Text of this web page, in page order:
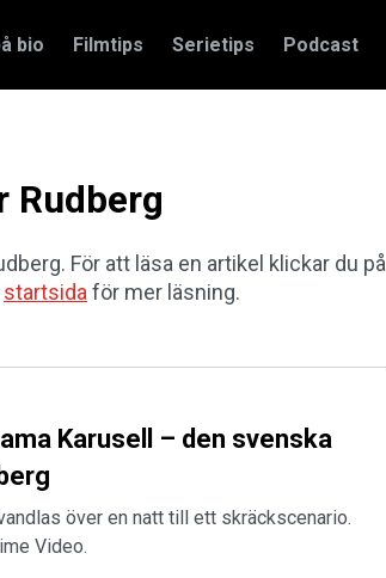
bio Filmtips Serietips Podcast
Rudberg
För att läsa en artikel klickar du på
startsida för mer läsning.
Karusell – den svenska
över en natt till ett skräckscenario.
Video.